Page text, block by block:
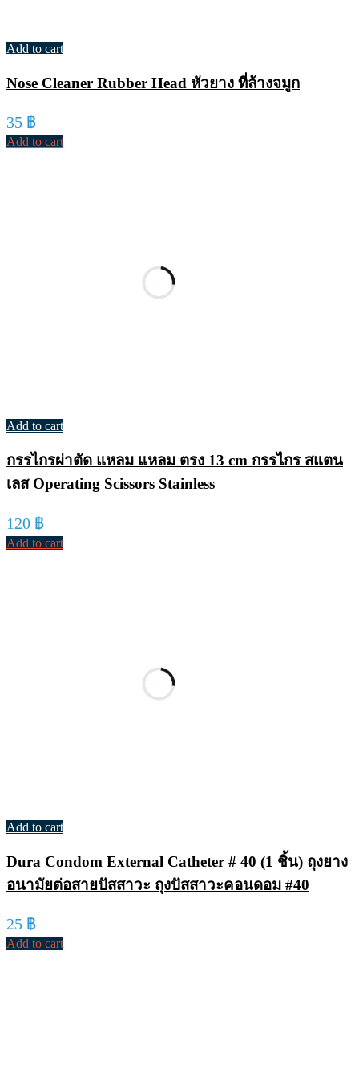
Add to cart
Nose Cleaner Rubber Head หัวยาง ที่ล้างจมูก
35 ฿
Add to cart
Add to cart
กรรไกรผ่าตัด แหลม แหลม ตรง 13 cm กรรไกร สแตน
เลส Operating Scissors Stainless
120 ฿
Add to cart
Add to cart
Dura Condom External Catheter # 40 (1 ชิ้น) ถุงยาง
อนามัยต่อสายปัสสาวะ ถุงปัสสาวะคอนดอม #40
25 ฿
Add to cart